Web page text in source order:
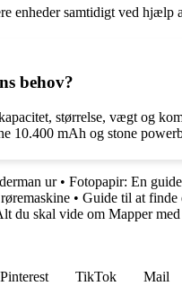
enheder samtidigt ved hjælp
behov?
størrelse, vægt og
10.400 mAh og stone
ur• Fotopapir: En
• Guide til at finde
du skal vide om Mapper
Pinterest TikTok Mail